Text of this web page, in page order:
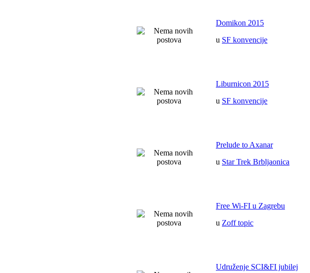
Domikon 2015
u SF konvencije
Liburnicon 2015
u SF konvencije
Prelude to Axanar
u Star Trek Brbljaonica
Free Wi-FI u Zagrebu
u Zoff topic
Udruženje SCI&FI jubilej